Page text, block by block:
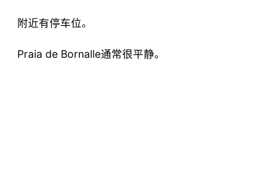
附近有停车位。
Praia de Bornalle通常很平静。